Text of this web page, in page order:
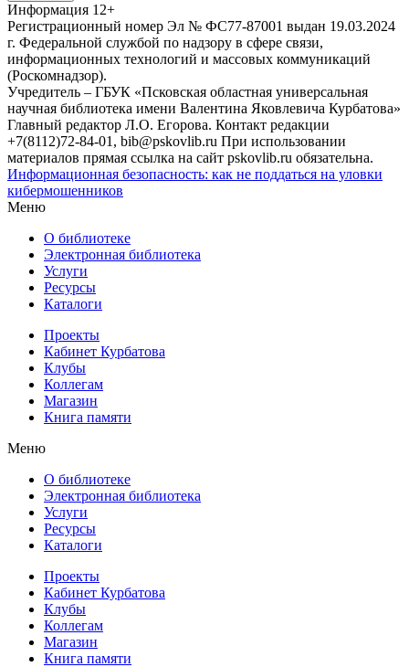
Информация 12+
Регистрационный номер Эл № ФС77-87001 выдан 19.03.2024
г. Федеральной службой по надзору в сфере связи,
информационных технологий и массовых коммуникаций
(Роскомнадзор).
Учредитель – ГБУК «Псковская областная универсальная
научная библиотека имени Валентина Яковлевича Курбатова»
Главный редактор Л.О. Егорова. Контакт редакции
+7(8112)72-84-01, bib@pskovlib.ru При использовании
материалов прямая ссылка на сайт pskovlib.ru обязательна.
Информационная безопасность: как не поддаться на уловки
кибермошенников
Меню
О библиотеке
Электронная библиотека
Услуги
Ресурсы
Каталоги
Проекты
Кабинет Курбатова
Клубы
Коллегам
Магазин
Книга памяти
Меню
О библиотеке
Электронная библиотека
Услуги
Ресурсы
Каталоги
Проекты
Кабинет Курбатова
Клубы
Коллегам
Магазин
Книга памяти